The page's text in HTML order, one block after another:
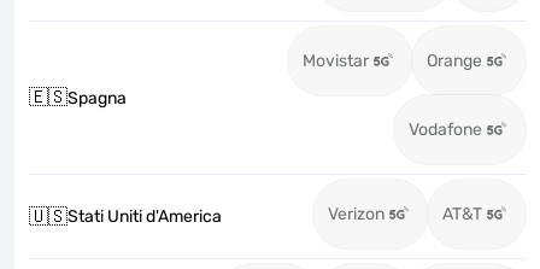
🇪🇸Spagna
Movistar Orange
Vodafone
🇺🇸Stati Uniti d'America Verizon AT&T